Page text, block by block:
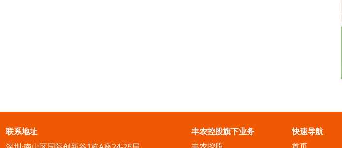
联系地址
丰农控股旗下业务
丰农控股
快速导航
首页